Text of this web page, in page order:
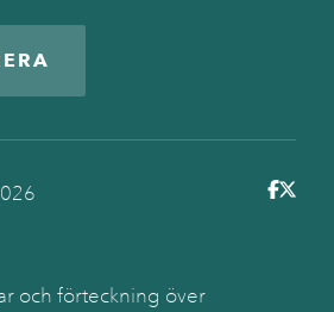
och förteckning över